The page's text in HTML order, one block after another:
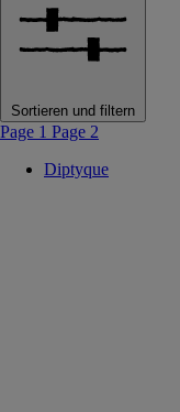
Sortieren und filtern
Page 1 Page 2
Diptyque